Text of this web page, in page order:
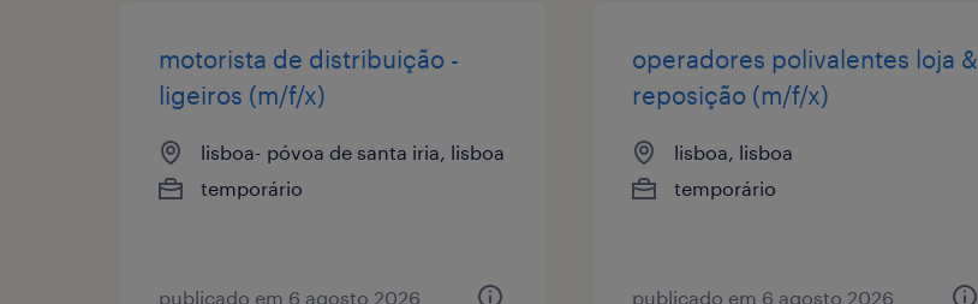
motorista de distribuição -
ligeiros (m/f/x)
lisboa- póvoa de santa iria, lisboa
temporário
publicado em 6 agosto 2026
operadores polivalentes loja &
reposição (m/f/x)
lisboa, lisboa
temporário
publicado em 6 agosto 2026